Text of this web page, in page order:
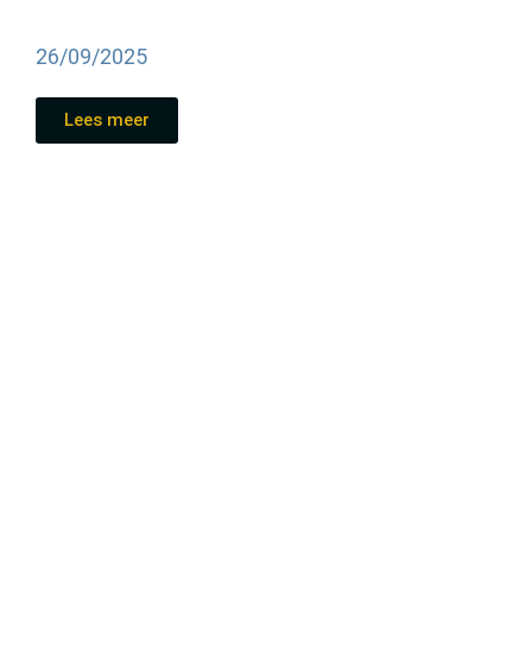
26/09/2025
Lees meer